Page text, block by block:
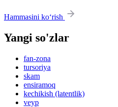
Hammasini ko‘rish
Yangi so'zlar
fan-zona
tursoriya
skam
ensiramoq
kechikish (latentlik)
veyp